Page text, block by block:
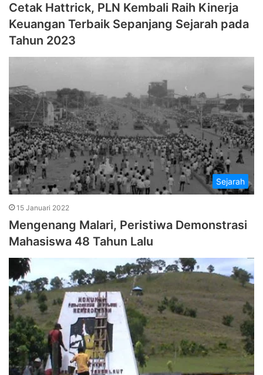
Cetak Hattrick, PLN Kembali Raih Kinerja
Keuangan Terbaik Sepanjang Sejarah pada
Tahun 2023
Sejarah
15 Januari 2022
Mengenang Malari, Peristiwa Demonstrasi
Mahasiswa 48 Tahun Lalu